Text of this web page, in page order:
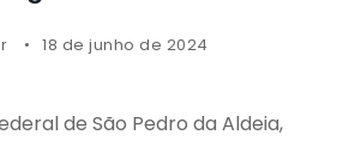
18 de junho de 2024
de São Pedro da Aldeia,